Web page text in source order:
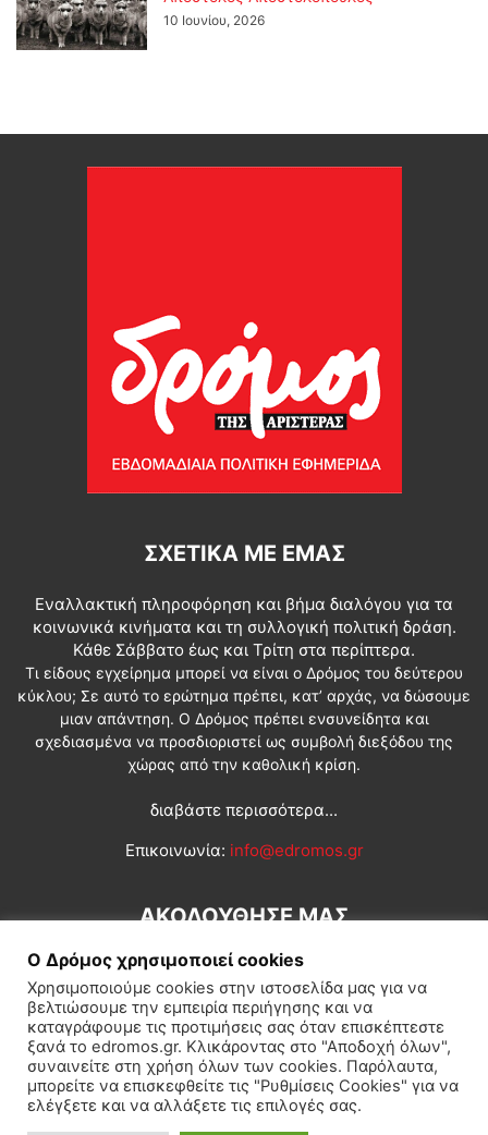
10 Ιουνίου, 2026
ΣΧΕΤΙΚΆ ΜΕ ΕΜΆΣ
Εναλλακτική πληροφόρηση και βήμα διαλόγου για τα
κοινωνικά κινήματα και τη συλλογική πολιτική δράση.
Κάθε Σάββατο έως και Τρίτη στα περίπτερα.
Τι είδους εγχείρημα μπορεί να είναι ο Δρόμος του δεύτερου
κύκλου; Σε αυτό το ερώτημα πρέπει, κατ’ αρχάς, να δώσουμε
μιαν απάντηση. Ο Δρόμος πρέπει ενσυνείδητα και
σχεδιασμένα να προσδιοριστεί ως συμβολή διεξόδου της
χώρας από την καθολική κρίση.
διαβάστε περισσότερα...
Επικοινωνία: info@edromos.gr
ΑΚΟΛΟΥΘΗΣΕ ΜΑΣ
Εγγραφή συνδρομητή Πολιτική Διεθνή Κοινωνία
Πολιτισμός Αφιερώματα
Ο Δρόμος χρησιμοποιεί cookies
Χρησιμοποιούμε cookies στην ιστοσελίδα μας για να
βελτιώσουμε την εμπειρία περιήγησης και να
καταγράφουμε τις προτιμήσεις σας όταν επισκέπτεστε
ξανά το edromos.gr. Κλικάροντας στο "Αποδοχή όλων",
συναινείτε στη χρήση όλων των cookies. Παρόλαυτα,
μπορείτε να επισκεφθείτε τις "Ρυθμίσεις Cookies" για να
ελέγξετε και να αλλάξετε τις επιλογές σας.